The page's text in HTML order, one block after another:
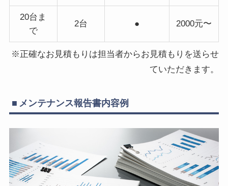
20台ま
で
2台 ● 2000元〜
※正確なお見積もりは担当者からお見積もりを送らせ
ていただきます。
メンテナンス報告書内容例